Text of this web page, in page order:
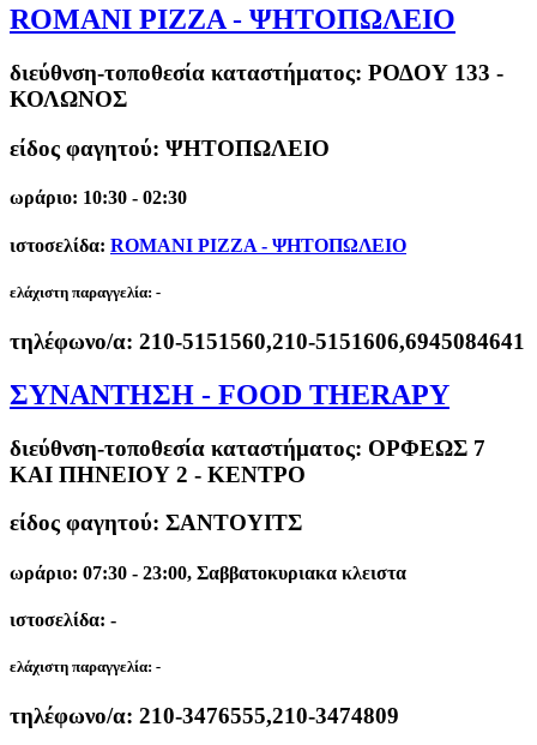
ROMANI PIZZA - ΨΗΤΟΠΩΛΕΙΟ
διεύθνση-τοποθεσία καταστήματος: ΡΟΔΟΥ 133 -
ΚΟΛΩΝΟΣ
είδος φαγητού: ΨΗΤΟΠΩΛΕΙΟ
ωράριο: 10:30 - 02:30
ιστοσελίδα: ROMANI PIZZA - ΨΗΤΟΠΩΛΕΙΟ
ελάχιστη παραγγελία: -
τηλέφωνο/α: 210-5151560,210-5151606,6945084641
ΣΥΝΑΝΤΗΣΗ - FOOD THERAPY
διεύθνση-τοποθεσία καταστήματος: ΟΡΦΕΩΣ 7
KAI ΠΗΝΕΙΟΥ 2 - ΚΕΝΤΡΟ
είδος φαγητού: ΣΑΝΤΟΥΙΤΣ
ωράριο: 07:30 - 23:00, Σαββατοκυριακα κλειστα
ιστοσελίδα: -
ελάχιστη παραγγελία: -
τηλέφωνο/α: 210-3476555,210-3474809